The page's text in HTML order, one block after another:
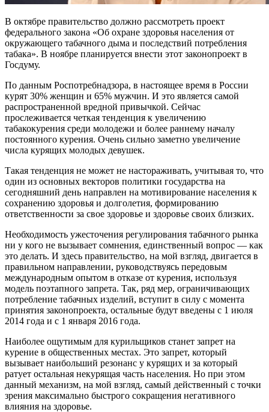
В октябре правительство должно рассмотреть проект
федерального закона «Об охране здоровья населения от
окружающего табачного дыма и последствий потребления
табака». В ноябре планируется внести этот законопроект в
Госдуму.
По данным Роспотребнадзора, в настоящее время в России
курят 30% женщин и 65% мужчин. И это является самой
распространенной вредной привычкой. Сейчас
прослеживается четкая тенденция к увеличению
табакокурения среди молодежи и более раннему началу
постоянного курения. Очень сильно заметно увеличение
числа курящих молодых девушек.
Такая тенденция не может не настораживать, учитывая то, что
один из основных векторов политики государства на
сегодняшний день направлен на мотивирование населения к
сохранению здоровья и долголетия, формированию
ответственности за свое здоровье и здоровье своих близких.
Необходимость ужесточения регулирования табачного рынка
ни у кого не вызывает сомнения, единственный вопрос — как
это делать. И здесь правительство, на мой взгляд, двигается в
правильном направлении, руководствуясь передовым
международным опытом в отказе от курения, используя
модель поэтапного запрета. Так, ряд мер, ограничивающих
потребление табачных изделий, вступит в силу с момента
принятия законопроекта, остальные будут введены с 1 июля
2014 года и с 1 января 2016 года.
Наиболее ощутимым для курильщиков станет запрет на
курение в общественных местах. Это запрет, который
вызывает наибольший резонанс у курящих и за который
ратует остальная некурящая часть населения. Но при этом
данный механизм, на мой взгляд, самый действенный с точки
зрения максимально быстрого сокращения негативного
влияния на здоровье.